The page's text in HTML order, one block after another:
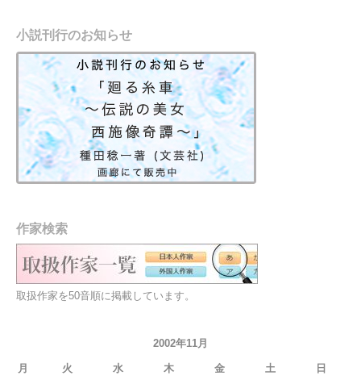
小説刊行のお知らせ
作家検索
取扱作家を50音順に掲載しています。
2002年11月
月 火 水 木 金 土 日